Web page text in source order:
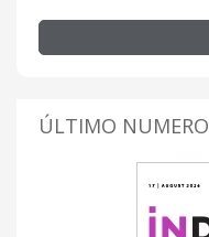
ÚLTIMO NUMERO